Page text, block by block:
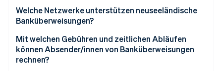
Die Überweisung wird eingeleitet
Die Zahlung wird authentifiziert
Die Überweisung wird abgewickelt
Die Gelder werden zugestellt oder verzögert
Welche Netzwerke unterstützen neuseeländische
Banküberweisungen?
Mit welchen Gebühren und zeitlichen Abläufen
können Absender/innen von Banküberweisungen
rechnen?